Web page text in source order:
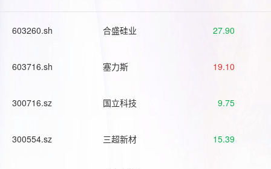
603260.sh 合盛硅业 27.90
603716.sh 塞力斯 19.10
300716.sz 国立科技 9.75
300554.sz 三超新材 15.39